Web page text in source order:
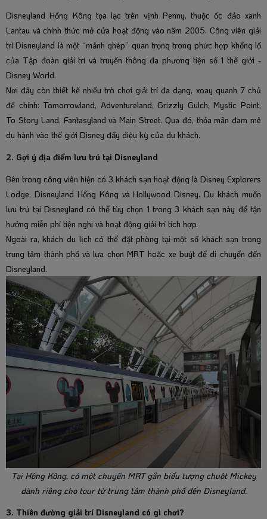
Disneyland Hồng Kông tọa lạc trên vịnh Penny, thuộc ốc đảo xanh
Lantau và chính thức mở cửa hoạt động vào năm 2005. Công viên giải
trí Disneyland là một “mảnh ghép” quan trọng trong phức hợp khổng lồ
của Tập đoàn giải trí và truyền thông đa phương tiện số 1 thế giới -
Disney World.
Nơi đây còn thiết kế nhiều trò chơi giải trí đa dạng, xoay quanh 7 chủ
đề chính: Tomorrowland, Adventureland, Grizzly Gulch, Mystic Point,
To Story Land, Fantasyland và Main Street. Qua đó, thỏa mãn đam mê
du hành vào thế giới Disney đầy diệu kỳ của du khách.
2. Gợi ý địa điểm lưu trú tại Disneyland
Bên trong công viên hiện có 3 khách sạn hoạt động là Disney Explorers
Lodge, Disneyland Hồng Kông và Hollywood Disney. Du khách muốn
lưu trú tại Disneyland có thể tùy chọn 1 trong 3 khách sạn này để tận
hưởng miễn phí tiện nghi và hoạt động giải trí tích hợp.
Ngoài ra, khách du lịch có thể đặt phòng tại một số khách sạn trong
trung tâm thành phố và lựa chọn MRT hoặc xe buýt để di chuyển đến
Disneyland.
Tại Hồng Kông, có một chuyến MRT gắn biểu tượng chuột Mickey
dành riêng cho tour từ trung tâm thành phố đến Disneyland.
3. Thiên đường giải trí Disneyland có gì chơi?